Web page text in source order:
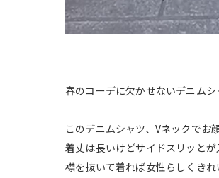
春のコーデに欠かせないデニムシ
このデニムシャツ、Vネックでお
着丈は長いけどサイドスリッと
襟を抜いて着れば女性らしくき